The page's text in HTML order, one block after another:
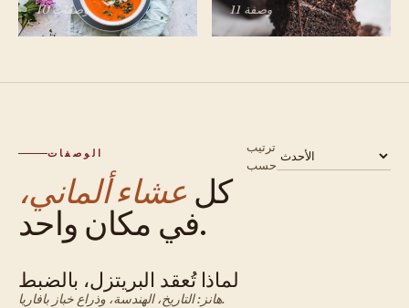
10 وصفات 11 وصفة
الوصفات
كل عشاء ألماني،
في مكان واحد.
ترتيب
حسب
ألماني · عشاء
لماذا تُعقد البريتزل، بالضبط
هانز: التاريخ، الهندسة، وذراع خباز بافاريا.